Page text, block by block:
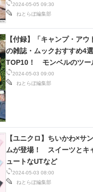
2024-05-05 09:30
ねとらぼ編集部
アポーチなど【2024年5月】
2024-05-03 09:00
ねとらぼ編集部
【付録】「キャンプ・ア
の雑誌・ムックおすすめ4
TOP10！ モンベルのツー
ーブルになる保冷バッグな
2024-05-03 08:00
ねとらぼ編集部
【ユニクロ】ちいかわ×サ
ムが登場！ スイーツとキ
ュートなUTなど